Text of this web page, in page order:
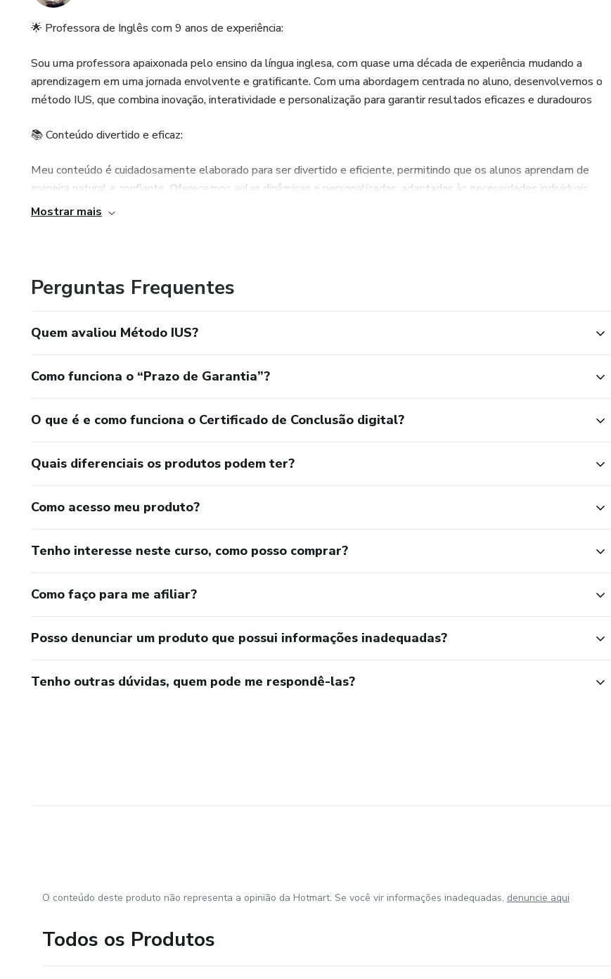
🌟 Professora de Inglês com 9 anos de experiência:
Sou uma professora apaixonada pelo ensino da língua inglesa, com quase uma década de experiência mudando a
aprendizagem em uma jornada envolvente e gratificante. Com uma abordagem centrada no aluno, desenvolvemos o
método IUS, que combina inovação, interatividade e personalização para garantir resultados eficazes e duradouros
📚 Conteúdo divertido e eficaz:
Meu conteúdo é cuidadosamente elaborado para ser divertido e eficiente, permitindo que os alunos aprendam de
maneira natural e confiante. Oferecemos aulas dinâmicas e personalizadas, adaptadas às necessidades individuais,
desde iniciantes até avançados, incluindo preparação para exames, inglês para negócios e conversação.
Dedico-me a proporcionar uma experiência de aprendizado única, que motiva e inspira meus alunos a alcançarem seus
objetivos linguísticos. Acredito que aprender inglês pode ser uma aventura emocionante e enriquecedora, abrindo
portas para novas oportunidades e conexões
Mostrar mais
Perguntas Frequentes
Quem avaliou Método IUS?
Como funciona o “Prazo de Garantia”?
O que é e como funciona o Certificado de Conclusão digital?
Quais diferenciais os produtos podem ter?
Como acesso meu produto?
Tenho interesse neste curso, como posso comprar?
Como faço para me afiliar?
Posso denunciar um produto que possui informações inadequadas?
Tenho outras dúvidas, quem pode me respondê-las?
O conteúdo deste produto não representa a opinião da Hotmart. Se você vir informações inadequadas, denuncie aqui
Todos os Produtos